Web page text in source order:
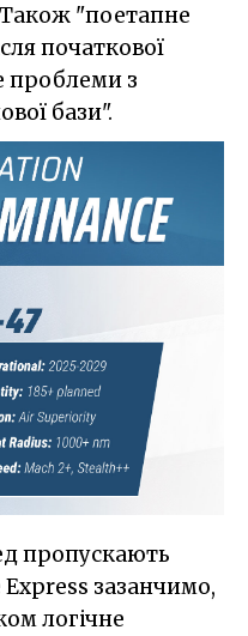
Також "поетапне
початкової
проблеми з
бази".
пропускають
Express зазанчимо,
логічне